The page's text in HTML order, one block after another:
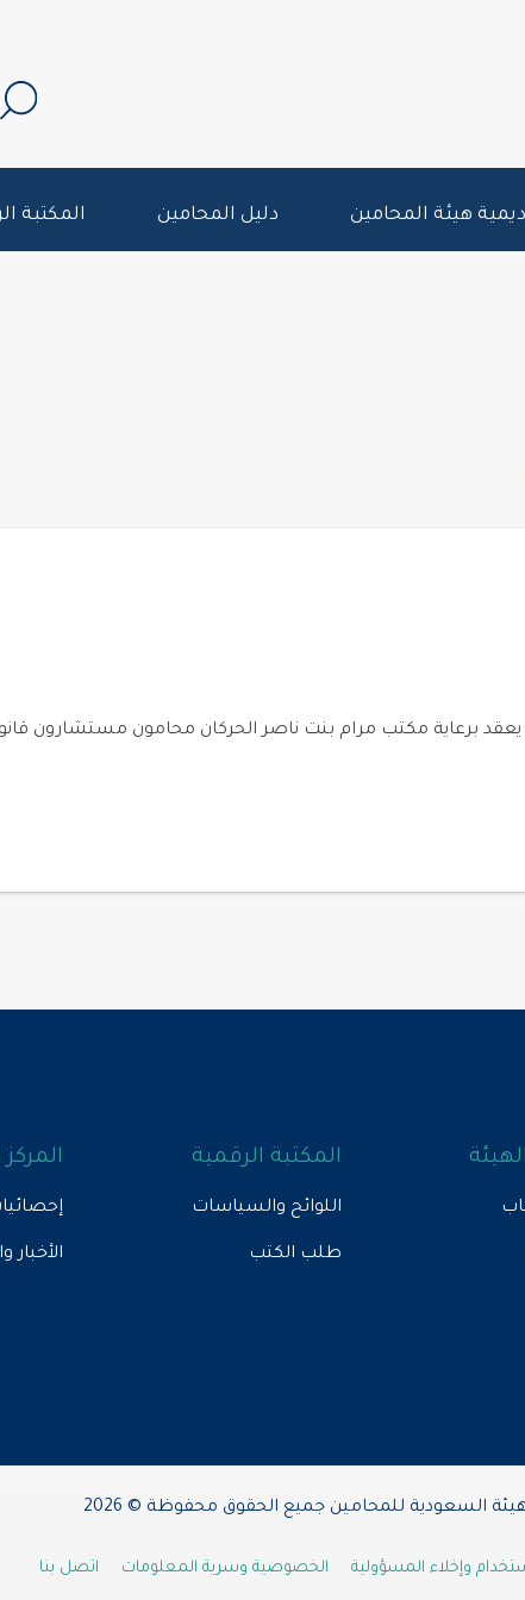
هيئة المحامين دليل المحامين المكتبة
المكتبة الرقمية
اللوائح والسياسات
طلب الكتب الأخبار
السعودية للمحامين جميع الحقوق محفوظة © 2026
وإخلاء المسؤولية الخصوصية وسرية المعلومات اتصل بنا